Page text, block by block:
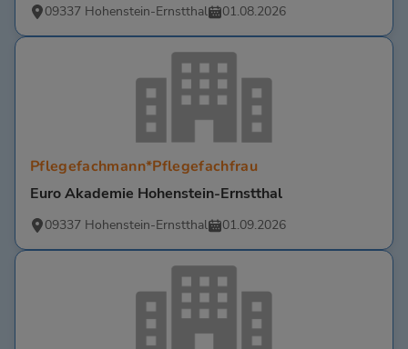
09337 Hohenstein-Ernstthal 01.08.2026
Pflegefachmann*Pflegefachfrau
Euro Akademie Hohenstein-Ernstthal
09337 Hohenstein-Ernstthal 01.09.2026